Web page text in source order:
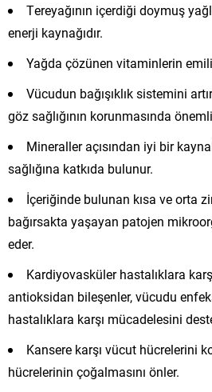
Tereyağının içerdiği doymuş
enerji kaynağıdır.
Yağda çözünen vitaminlerin
Vücudun bağışıklık sistemini
göz sağlığının korunmasında
Mineraller açısından iyi bir
sağlığına katkıda bulunur.
İçeriğinde bulunan kısa ve orta
bağırsakta yaşayan patojen
eder.
Kardiyovasküler hastalıklara
antioksidan bileşenler, vücudu
hastalıklara karşı mücadelesini
Kansere karşı vücut hücrelerini
hücrelerinin çoğalmasını önler.